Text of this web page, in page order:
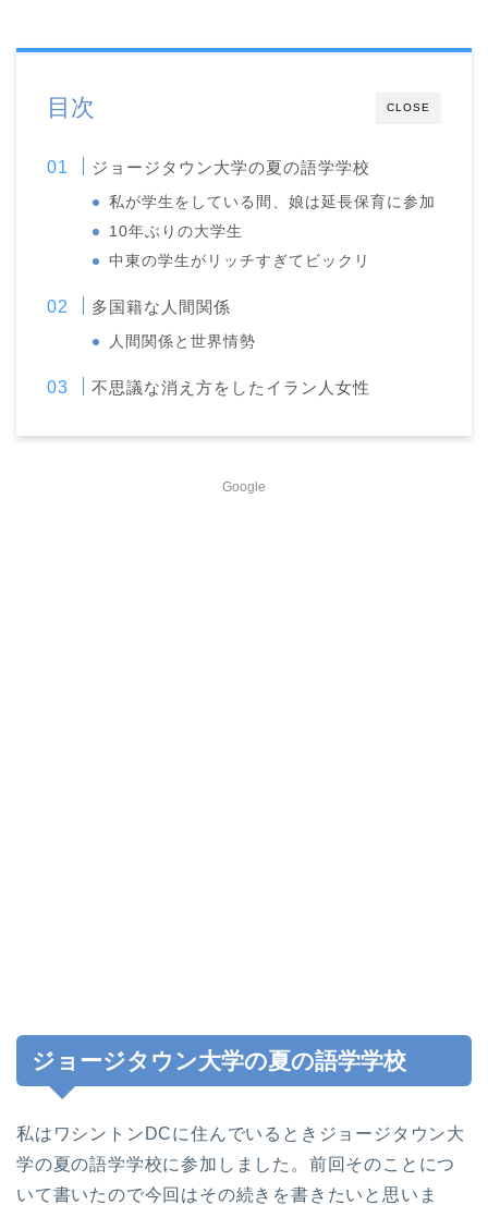
CLOSE
目次
ジョージタウン大学の夏の語学学校
私が学生をしている間、娘は延長保育に参加
10年ぶりの大学生
中東の学生がリッチすぎてビックリ
多国籍な人間関係
人間関係と世界情勢
不思議な消え方をしたイラン人女性
Google
ジョージタウン大学の夏の語学学校
私はワシントンDCに住んでいるときジョージタウン大
学の夏の語学学校に参加しました。前回そのことにつ
いて書いたので今回はその続きを書きたいと思いま